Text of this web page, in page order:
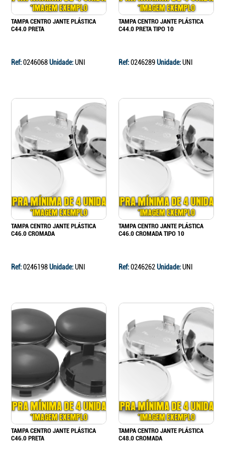
TAMPA CENTRO JANTE PLÁSTICA
C44.0 PRETA
Ref:0246068Unidade:UNI
TAMPA CENTRO JANTE PLÁSTICA
C44.0 PRETA TIPO 10
Ref:0246289Unidade:UNI
TAMPA CENTRO JANTE PLÁSTICA
C46.0 CROMADA
Ref:0246198Unidade:UNI
TAMPA CENTRO JANTE PLÁSTICA
C46.0 CROMADA TIPO 10
Ref:0246262Unidade:UNI
TAMPA CENTRO JANTE PLÁSTICA
C46.0 PRETA
TAMPA CENTRO JANTE PLÁSTICA
C48.0 CROMADA